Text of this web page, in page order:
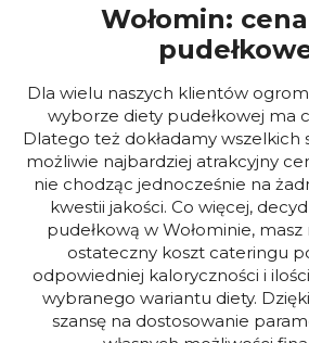
Wołomin:
Dla wielu naszych klientów
wyborze diety pudełkowej ma
Dlatego też dokładamy wszelkich
możliwie najbardziej atrakcyjny
nie chodząc jednocześnie na
kwestii jakości. Co więcej,
pudełkową w Wołominie, masz
ostateczny koszt cateringu
odpowiedniej kaloryczności i
wybranego wariantu diety.
szansę na dostosowanie